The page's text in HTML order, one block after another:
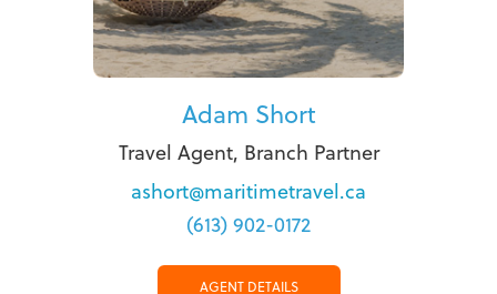
Adam Short
Travel Agent, Branch Partner
ashort@maritimetravel.ca
(613) 902-0172
AGENT DETAILS